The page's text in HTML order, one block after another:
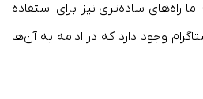
راه‌های ساده‌تری نیز برای استفاده
وجود دارد که در ادامه به آن‌ها